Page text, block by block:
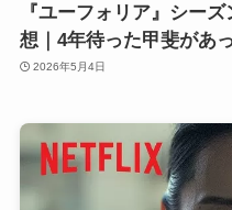
『ユーフォリア』シー
想｜4年待った甲斐があ
2026年5月4日